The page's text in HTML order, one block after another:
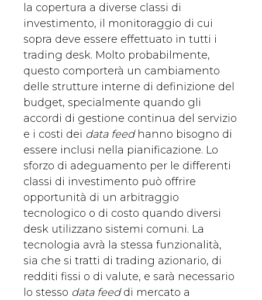
la copertura a diverse classi di
investimento, il monitoraggio di cui
sopra deve essere effettuato in tutti i
trading desk. Molto probabilmente,
questo comporterà un cambiamento
delle strutture interne di definizione del
budget, specialmente quando gli
accordi di gestione continua del servizio
e i costi dei data feedhanno bisogno di
essere inclusi nella pianificazione. Lo
sforzo di adeguamento per le differenti
classi di investimento può offrire
opportunità di un arbitraggio
tecnologico o di costo quando diversi
desk utilizzano sistemi comuni. La
tecnologia avrà la stessa funzionalità,
sia che si tratti di trading azionario, di
redditi fissi o di valute, e sarà necessario
lo stesso data feeddi mercato a